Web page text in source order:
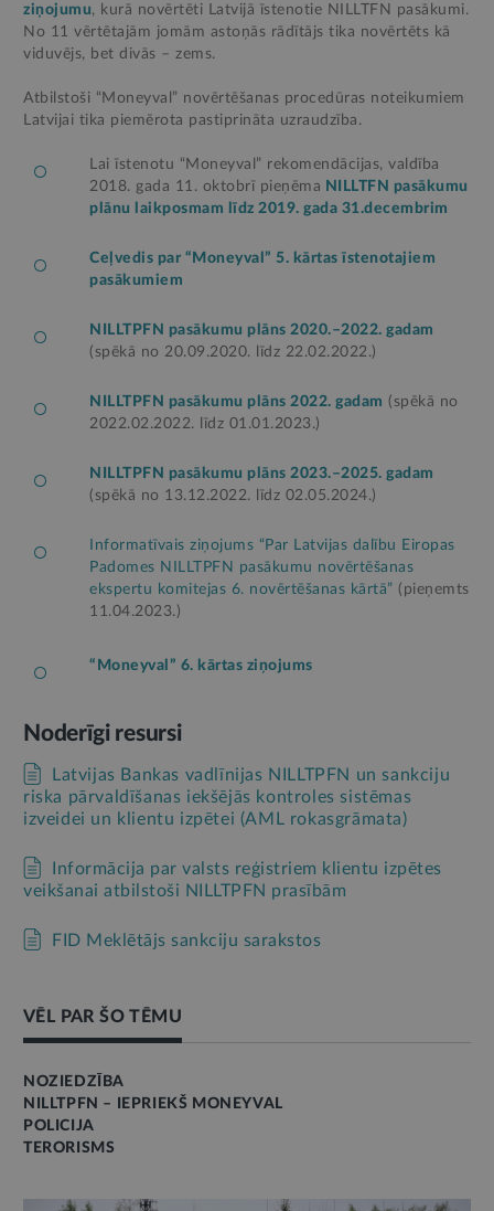
ziņojumu, kurā novērtēti Latvijā īstenotie NILLTFN pasākumi.
No 11 vērtētajām jomām astoņās rādītājs tika novērtēts kā
viduvējs, bet divās – zems.
Atbilstoši “Moneyval” novērtēšanas procedūras noteikumiem
Latvijai tika piemērota pastiprināta uzraudzība.
Lai īstenotu “Moneyval” rekomendācijas, valdība
2018. gada 11. oktobrī pieņēma NILLTFN pasākumu
plānu laikposmam līdz 2019. gada 31.decembrim
Ceļvedis par “Moneyval” 5. kārtas īstenotajiem
pasākumiem
NILLTPFN pasākumu plāns 2020.–2022. gadam
(spēkā no 20.09.2020. līdz 22.02.2022.)
NILLTPFN pasākumu plāns 2022. gadam (spēkā no
2022.02.2022. līdz 01.01.2023.)
NILLTPFN pasākumu plāns 2023.–2025. gadam
(spēkā no 13.12.2022. līdz 02.05.2024.)
Informatīvais ziņojums “Par Latvijas dalību Eiropas
Padomes NILLTPFN pasākumu novērtēšanas
ekspertu komitejas 6. novērtēšanas kārtā” (pieņemts
11.04.2023.)
“Moneyval” 6. kārtas ziņojums
Noderīgi resursi
Latvijas Bankas vadlīnijas NILLTPFN un sankciju
riska pārvaldīšanas iekšējās kontroles sistēmas
izveidei un klientu izpētei (AML rokasgrāmata)
Informācija par valsts reģistriem klientu izpētes
veikšanai atbilstoši NILLTPFN prasībām
FID Meklētājs sankciju sarakstos
VĒL PAR ŠO TĒMU
NOZIEDZĪBA
NILLTPFN – IEPRIEKŠ MONEYVAL
POLICIJA
TERORISMS